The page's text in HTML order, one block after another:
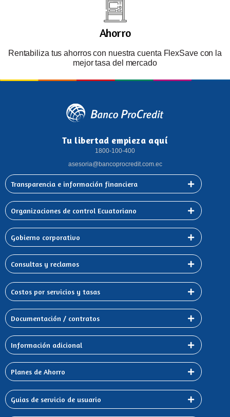
Ahorro
Rentabiliza tus ahorros con nuestra cuenta FlexSave con la
mejor tasa del mercado
Tu libertad empieza aquí
1800-100-400
asesoria@bancoprocredit.com.ec
Transparencia e información financiera
Organizaciones de control Ecuatoriano
Gobierno corporativo
Consultas y reclamos
Costos por servicios y tasas
Documentación / contratos
Información adicional
Planes de Ahorro
Guias de servicio de usuario